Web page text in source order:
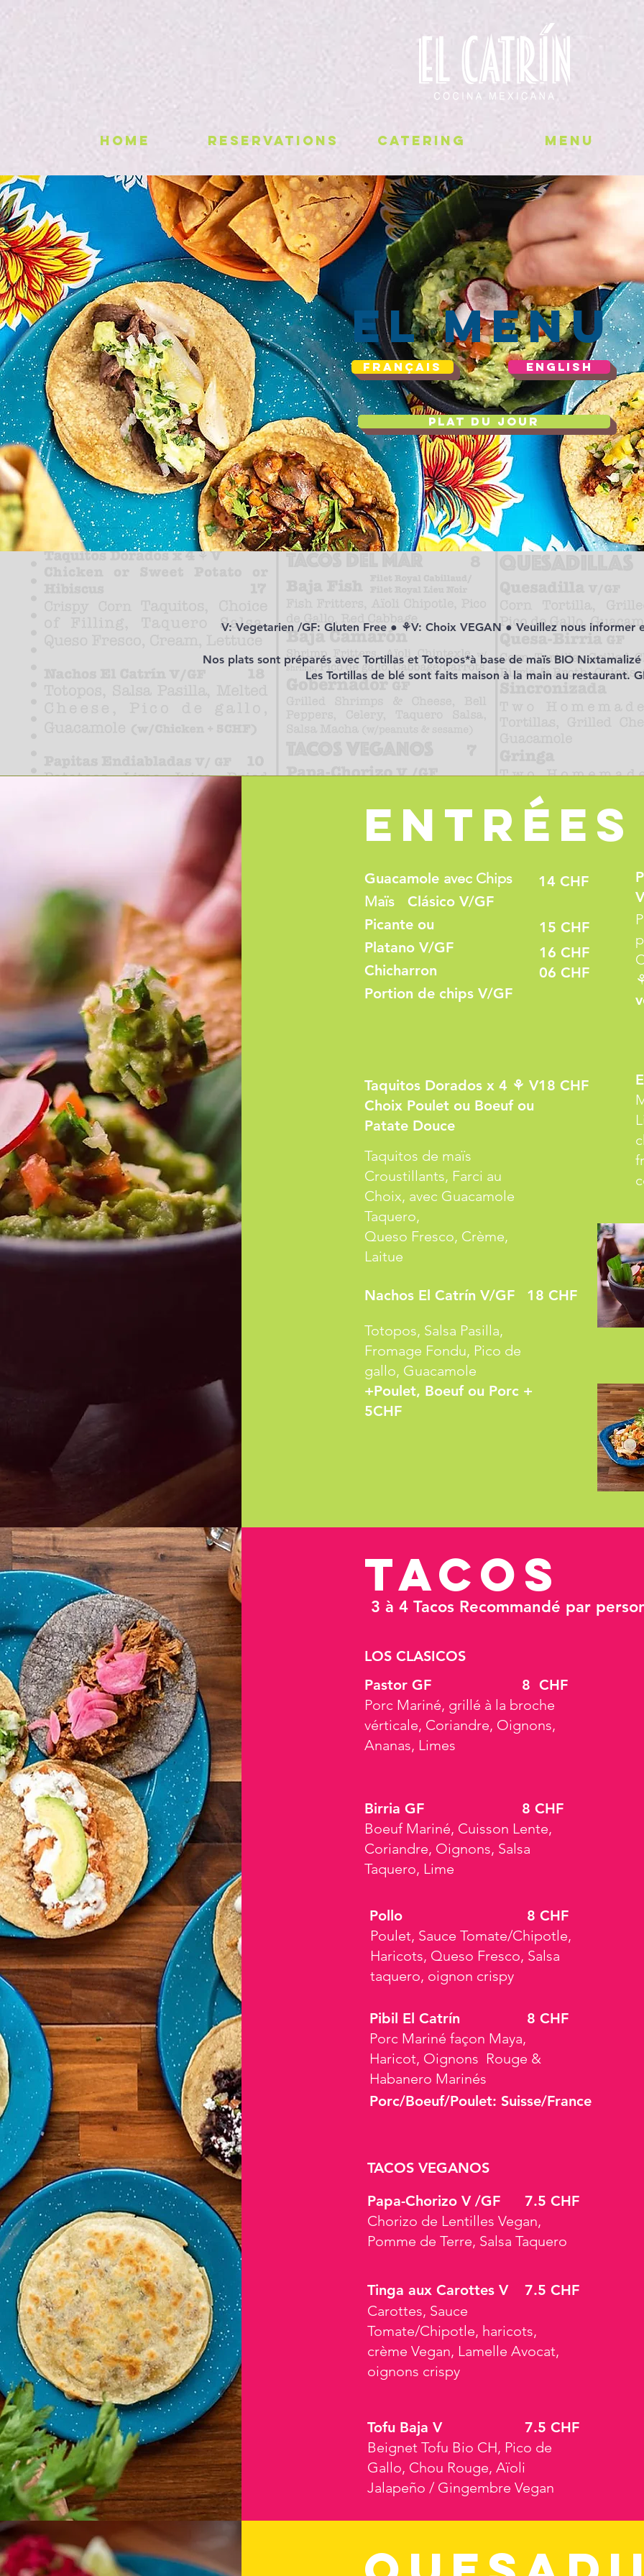
HOME RESERVATIONS CATERING MENU
el menu
FRANÇAIS ENGLISH
PLAT DU JOUR
V: Vegetarien /GF: Gluten Free ● ⚘V: Choix VEGAN ● Veuillez nous informer
Nos plats sont préparés avec Tortillas et Totopos*à base de maïs BIO
Les Tortillas de blé sont faits maison à la main au restaurant.
Entrées
Guacamole avec Chips
Maïs
Clásico V/GF
Picante ou
Platano V/GF
Chicharron
Portion de chips V/GF
14 CHF
15 CHF
16 CHF
06 CHF
Taquitos Dorados x 4 ⚘ V
Choix Poulet ou Boeuf ou
Patate Douce
18 CHF
Taquitos de maïs
Croustillants, Farci au
Choix, avec Guacamole
Taquero,
Queso Fresco, Crème,
Laitue
Nachos El Catrín V/GF 18 CHF
Totopos, Salsa Pasilla,
Fromage Fondu, Pico de
gallo, Guacamole
+Poulet, Boeuf ou Porc +
5CHF
Tacos
3 à 4 Tacos Recommandé par
LOS CLASICOS
Pastor GF
8 CHF
Porc Mariné, grillé à la broche
vérticale, Coriandre, Oignons,
Ananas, Limes
Birria GF
8 CHF
Boeuf Mariné, Cuisson Lente,
Coriandre, Oignons, Salsa
Taquero, Lime
Pollo
8 CHF
Poulet, Sauce Tomate/Chipotle,
Haricots, Queso Fresco, Salsa
taquero, oignon crispy
Pibil El Catrín
8 CHF
Porc Mariné façon Maya,
Haricot, Oignons Rouge &
Habanero Marinés
Porc/Boeuf/Poulet: Suisse/France
TACOS VEGANOS
Papa-Chorizo V /GF
7.5 CHF
Chorizo de Lentilles Vegan,
Pomme de Terre, Salsa Taquero
Tinga aux Carottes V
7.5 CHF
Carottes, Sauce
Tomate/Chipotle, haricots,
crème Vegan, Lamelle Avocat,
oignons crispy
Tofu Baja V
7.5 CHF
Beignet Tofu Bio CH, Pico de
Gallo, Chou Rouge, Aïoli
Jalapeño / Gingembre Vegan